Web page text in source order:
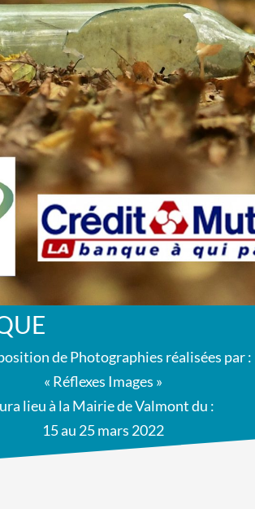
de Photographies réalisées par :
« Réflexes Images »
lieu à la Mairie de Valmont du :
15 au 25 mars 2022